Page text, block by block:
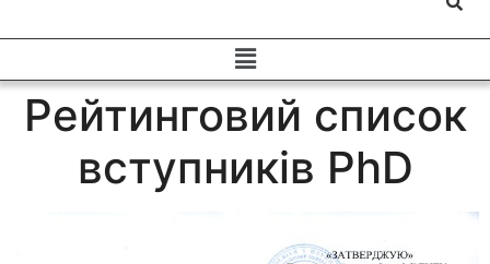
Рейтинговий список
вступників PhD